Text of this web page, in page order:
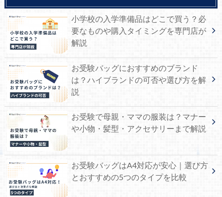
小学校の入学準備品はどこで買う？必
要なものや購入タイミングを専門店が
解説
お受験バッグにおすすめのブランド
は？ハイブランドの可否や選び方を解
説
お受験で母親・ママの服装は？マナー
や小物・髪型・アクセサリーまで解説
お受験バッグはA4対応が安心｜選び方
とおすすめの5つのタイプを比較